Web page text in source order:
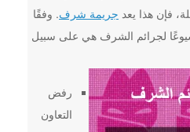
فإن هذا يعد جريمة شرف. وفقًا
شيوعًا لجرائم الشرف هي على سبيل
رفض
التعاون